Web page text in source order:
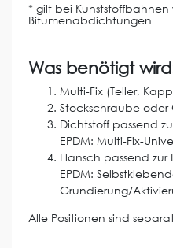
* gilt bei Kunststoffbahnen
Bitumenabdichtungen
Was benötigt
Multi-Fix (Teller,
Stockschraube
Dichtstoff passend
EPDM: Multi-Fix-
Flansch passend
EPDM:
Grundierung/
Alle Positionen sind